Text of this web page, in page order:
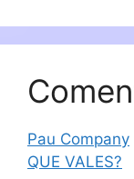
Pau Company
QUE VALES?